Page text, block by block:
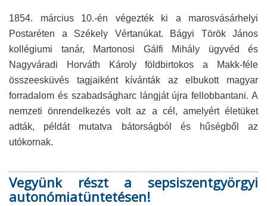
1854. március 10.-én végezték ki a marosvásárhelyi
Postaréten a Székely Vértanúkat. Bágyi Török János
kollégiumi tanár, Martonosi Gálfi Mihály ügyvéd és
Nagyváradi Horváth Károly földbirtokos a Makk-féle
összeesküvés tagjaiként kívánták az elbukott magyar
forradalom és szabadságharc lángját újra fellobbantani. A
nemzeti önrendelkezés volt az a cél, amelyért életüket
adták, példát mutatva bátorságból és hűségből az
utókornak.
Vegyünk részt a sepsiszentgyörgyi
autonómiatüntetésen!